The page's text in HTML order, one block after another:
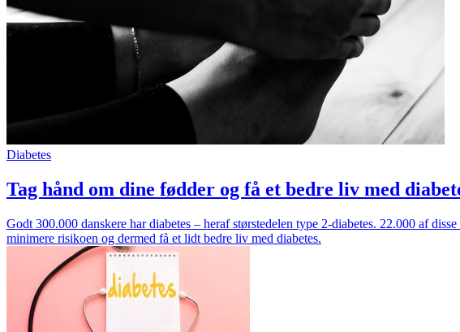
Diabetes
Tag hånd om dine fødder og få et bedre liv med
Godt 300.000 danskere har diabetes – heraf størstedelen type 2-diabetes. 22.000 af
minimere risikoen og dermed få et lidt bedre liv med diabetes.